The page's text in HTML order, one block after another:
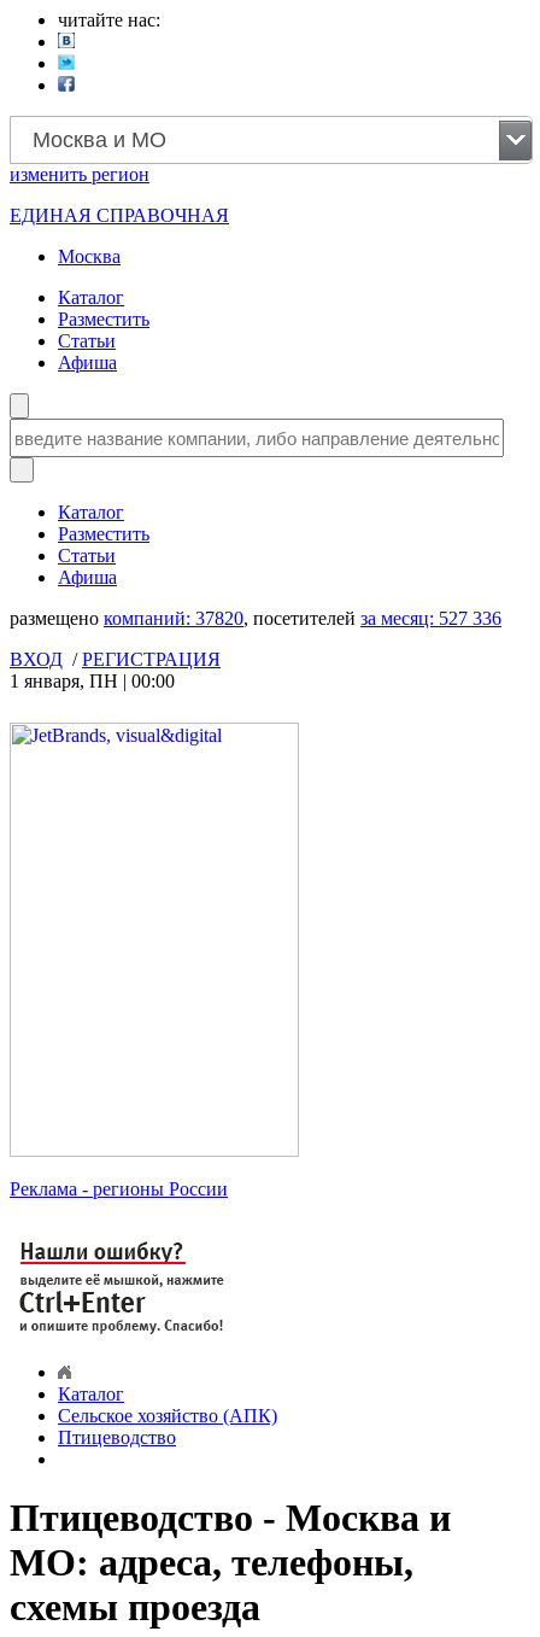
читайте нас:
Москва и МО
изменить регион
ЕДИНАЯ СПРАВОЧНАЯ
Москва
Каталог
Разместить
Статьи
Афиша
Каталог
Разместить
Статьи
Афиша
размещено компаний: 37820, посетителей за месяц: 527 336
ВХОД /РЕГИСТРАЦИЯ
1 января, ПН | 00:00
Реклама - регионы России
Каталог
Сельское хозяйство (АПК)
Птицеводство
Птицеводство - Москва и
МО: адреса, телефоны,
схемы проезда